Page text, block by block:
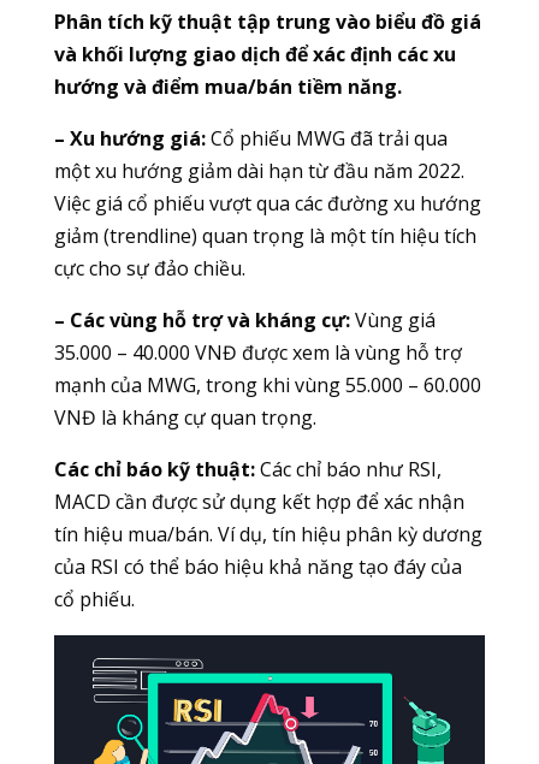
Phân tích kỹ thuật tập trung vào biểu đồ giá
và khối lượng giao dịch để xác định các xu
hướng và điểm mua/bán tiềm năng.
– Xu hướng giá:Cổ phiếu MWG đã trải qua
một xu hướng giảm dài hạn từ đầu năm 2022.
Việc giá cổ phiếu vượt qua các đường xu hướng
giảm (trendline) quan trọng là một tín hiệu tích
cực cho sự đảo chiều.
– Các vùng hỗ trợ và kháng cự:Vùng giá
35.000 – 40.000 VNĐ được xem là vùng hỗ trợ
mạnh của MWG, trong khi vùng 55.000 – 60.000
VNĐ là kháng cự quan trọng.
Các chỉ báo kỹ thuật:Các chỉ báo như RSI,
MACD cần được sử dụng kết hợp để xác nhận
tín hiệu mua/bán. Ví dụ, tín hiệu phân kỳ dương
của RSI có thể báo hiệu khả năng tạo đáy của
cổ phiếu.